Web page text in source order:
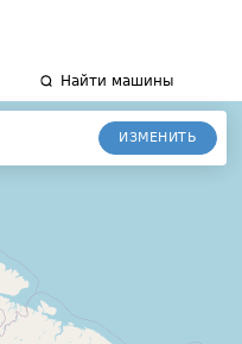
Найти машины
ИЗМЕНИТЬ